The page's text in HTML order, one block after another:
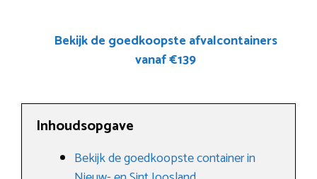
Bekijk de goedkoopste afvalcontainers
vanaf €139
Inhoudsopgave
Bekijk de goedkoopste container in